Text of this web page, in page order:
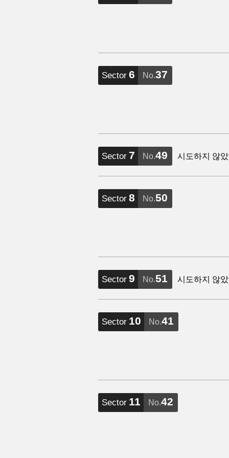
Sector 6 No.37
Sector 7 No.49 시도하지 않
Sector 8 No.50
Sector 9 No.51 시도하지 않
Sector 10 No.41
Sector 11 No.42